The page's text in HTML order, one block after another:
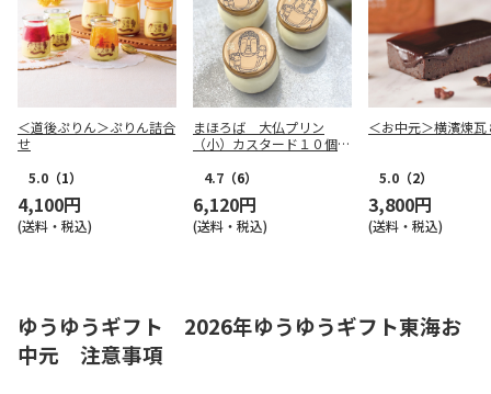
＜道後ぷりん＞ぷりん詰合
せ
5.0 （1）
4,100円
(送料・税込)
まほろば 大仏プリン
（小）カスタード１０個セ
4.7 （6）
6,120円
(送料・税込)
＜お中元＞横濱煉瓦
5.0 （2）
3,800円
(送料・税込)
ゆうゆうギフト 2026年ゆうゆうギフト東海お
中元 注意事項